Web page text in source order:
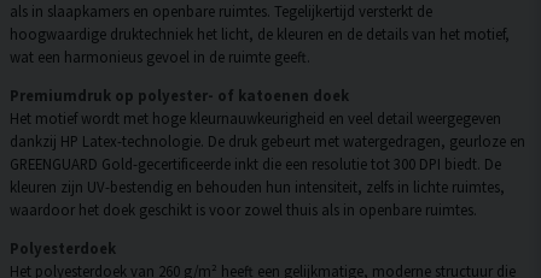
als in slaapkamers en openbare ruimtes. Tegelijkertijd versterkt de
hoogwaardige druktechniek het licht, de kleuren en de details van het motief,
wat een harmonieus gevoel in de ruimte geeft.
Premiumdruk op polyester- of katoenen doek
Het motief wordt met hoge kleurnauwkeurigheid en veel detail weergegeven
dankzij HP Latex-technologie. De druk gebeurt met watergedragen, geurloze en
GREENGUARD Gold-gecertificeerde inkt die een resolutie tot 300 DPI biedt. De
kleuren zijn UV-bestendig en behouden hun intensiteit, zelfs in lichte ruimtes,
waardoor het doek geschikt is voor zowel thuis als in openbare ruimtes.
Polyesterdoek
Het polyesterdoek van 260 g/m² heeft een gelijkmatige, moderne structuur die